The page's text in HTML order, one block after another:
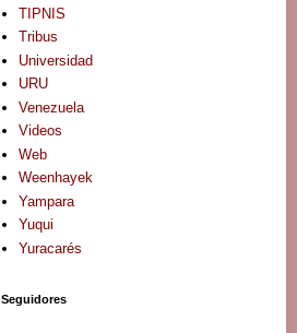
TIPNIS
Tribus
Universidad
URU
Venezuela
Videos
Web
Weenhayek
Yampara
Yuqui
Yuracarés
Seguidores